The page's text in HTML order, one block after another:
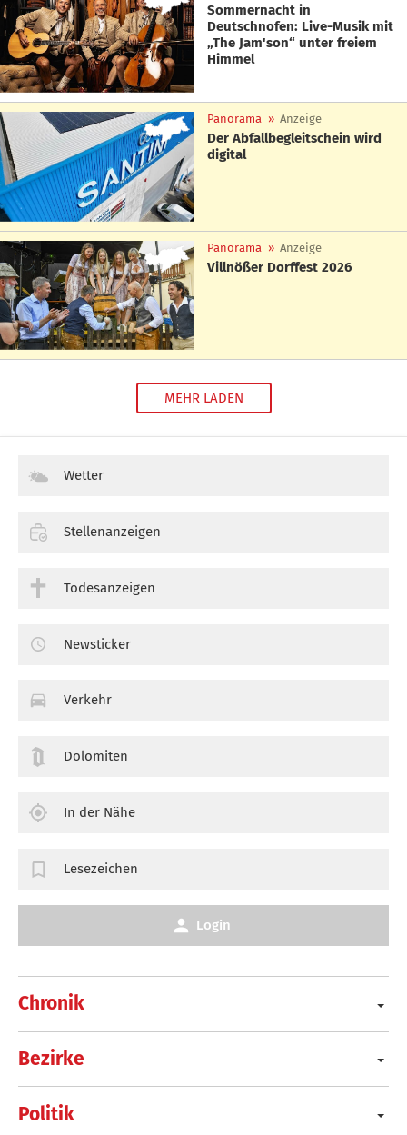
Sommernacht in
Deutschnofen: Live-Musik mit
„The Jam'son“ unter freiem
Himmel
Panorama » Anzeige
Der Abfallbegleitschein wird
digital
Panorama » Anzeige
Villnößer Dorffest 2026
MEHR LADEN
Chronik
Bezirke
Politik
Wetter
Stellenanzeigen
Todesanzeigen
Newsticker
Verkehr
Dolomiten
In der Nähe
Lesezeichen
Login